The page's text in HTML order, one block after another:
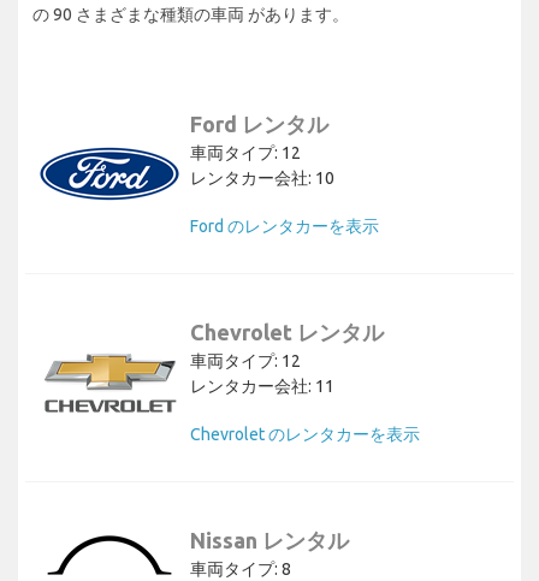
の 90 さまざまな種類の車両 があります。
Ford レンタル
車両タイプ: 12
レンタカー会社: 10
Ford のレンタカーを表示
Chevrolet レンタル
車両タイプ: 12
レンタカー会社: 11
Chevrolet のレンタカーを表示
Nissan レンタル
車両タイプ: 8